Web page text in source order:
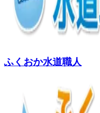
ふくおか水道職人